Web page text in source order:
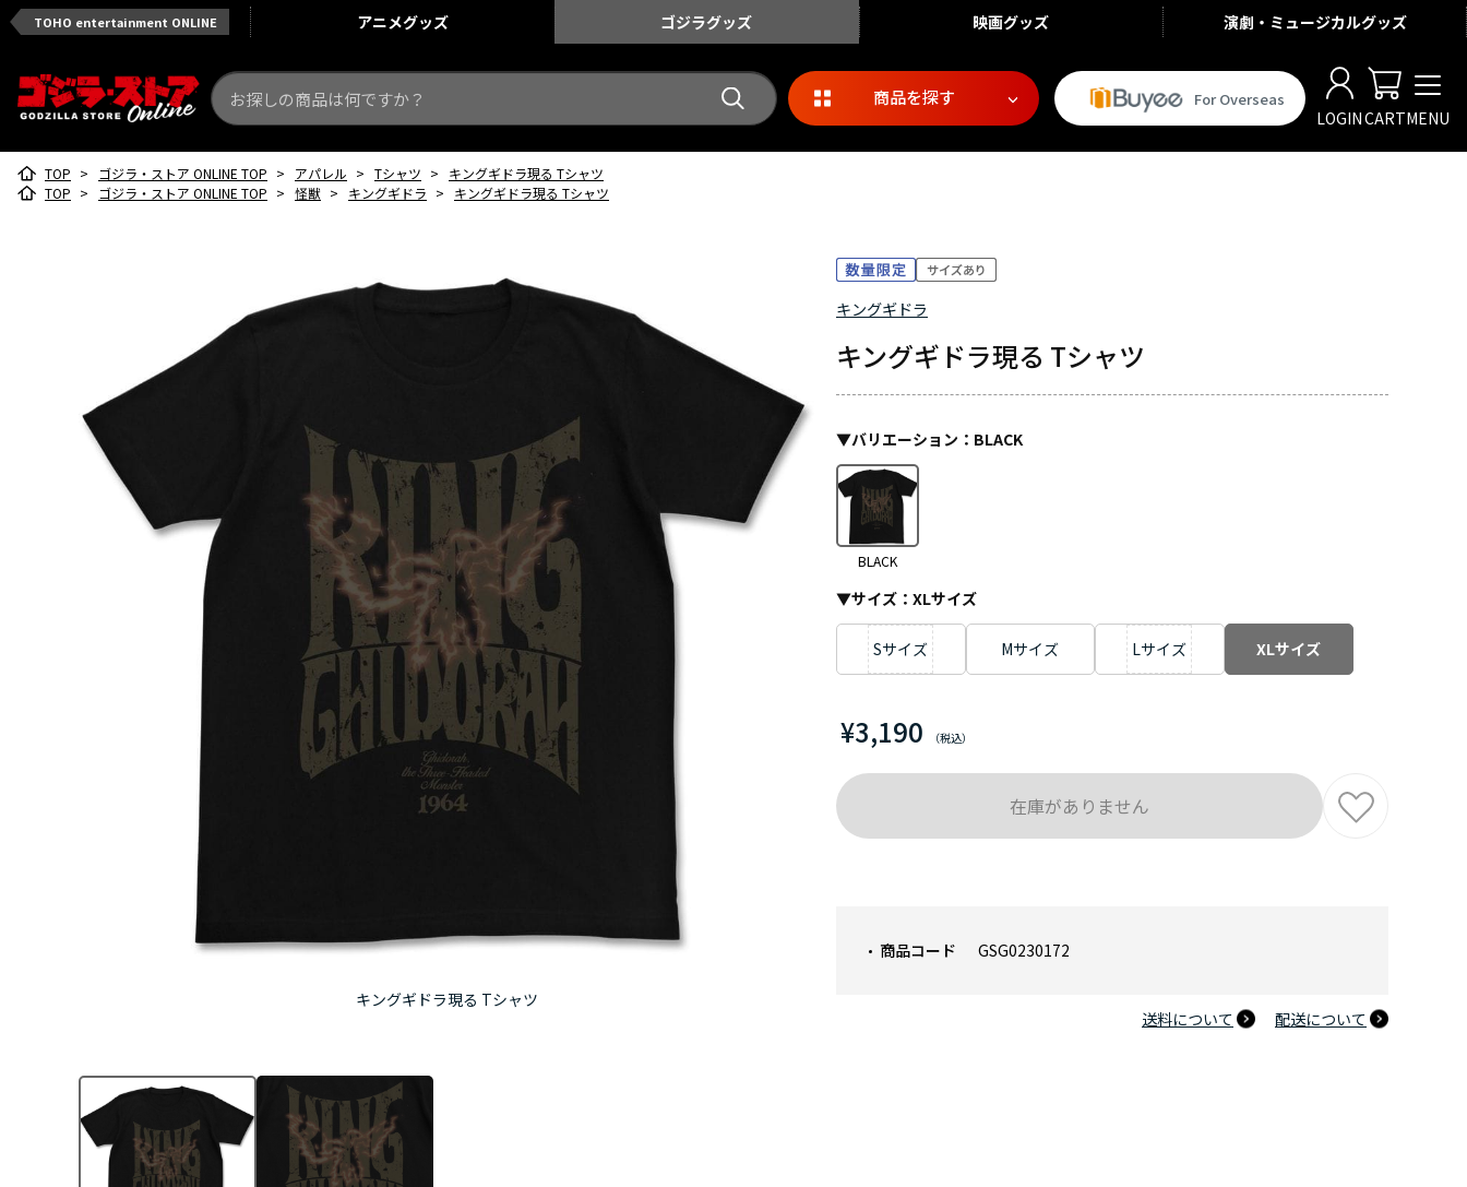
TOHO entertainment ONLINE アニメグッズ ゴジラグッズ 映画グッズ 演劇・ミュージカルグッズ
商品を探す For Overseas
LOGINCARTMENU
TOP > ゴジラ・ストア ONLINE TOP > アパレル > Tシャツ >
キングギドラ現る Tシャツ
TOP > ゴジラ・ストア ONLINE TOP > 怪獣 > キングギドラ > キングギドラ現る Tシャツ
キングギドラ現る Tシャツ
キングギドラ
キングギドラ現る Tシャツ
¥3,190
商品コード GSG0230172
送料について 配送について
▼バリエーション ： BLACK
BLACK
▼サイズ： XLサイズ
Sサイズ Mサイズ Lサイズ XLサイズ
在庫がありません